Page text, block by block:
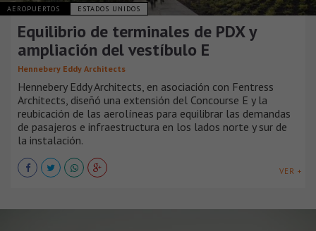
AEROPUERTOS ESTADOS UNIDOS
Equilibrio de terminales de PDX y
ampliación del vestíbulo E
Hennebery Eddy Architects
Hennebery Eddy Architects, en asociación con Fentress
Architects, diseñó una extensión del Concourse E y la
reubicación de las aerolíneas para equilibrar las demandas
de pasajeros e infraestructura en los lados norte y sur de
la instalación.
VER +